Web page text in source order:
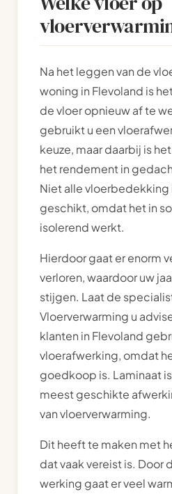
Na het leggen van de
woning in Flevoland is
de vloer opnieuw af te
gebruikt u een
keuze, maar daarbij is
het rendement in
Niet alle vloerbedekking
geschikt, omdat het in
isolerend werkt.
Hierdoor gaat er enorm
verloren, waardoor uw
stijgen. Laat de
Vloerverwarming u
klanten in Flevoland
vloerafwerking, omdat
goedkoop is. Laminaat
meest geschikte
van vloerverwarming.
Dit heeft te maken met
dat vaak vereist is. Door
werking gaat er veel